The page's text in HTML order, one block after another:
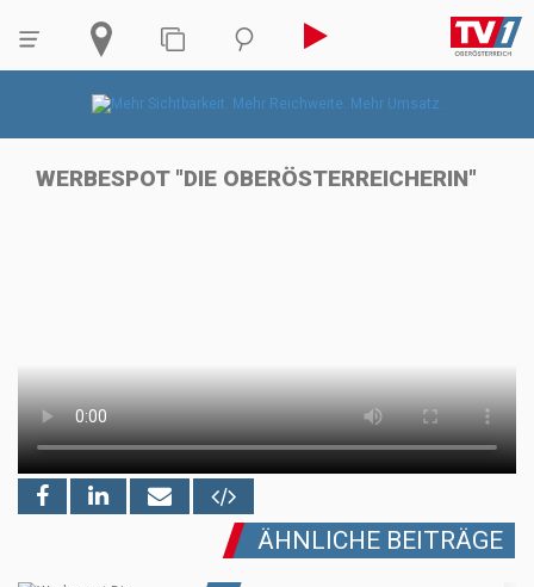
WERBESPOT "DIE OBERÖSTERREICHERIN"
ÄHNLICHE BEITRÄGE